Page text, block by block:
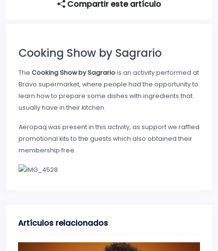
Compartir este artículo
Cooking Show by Sagrario
The Cooking Show by Sagrariois an activity performed at
Bravo supermarket, where people had the opportunity to
learn how to prepare some dishes with ingredients that
usually have in their kitchen.
Aeropaq was present in this activity, as support we raffled
promotional kits to the guests which also obtained their
membership free.
Artículos relacionados